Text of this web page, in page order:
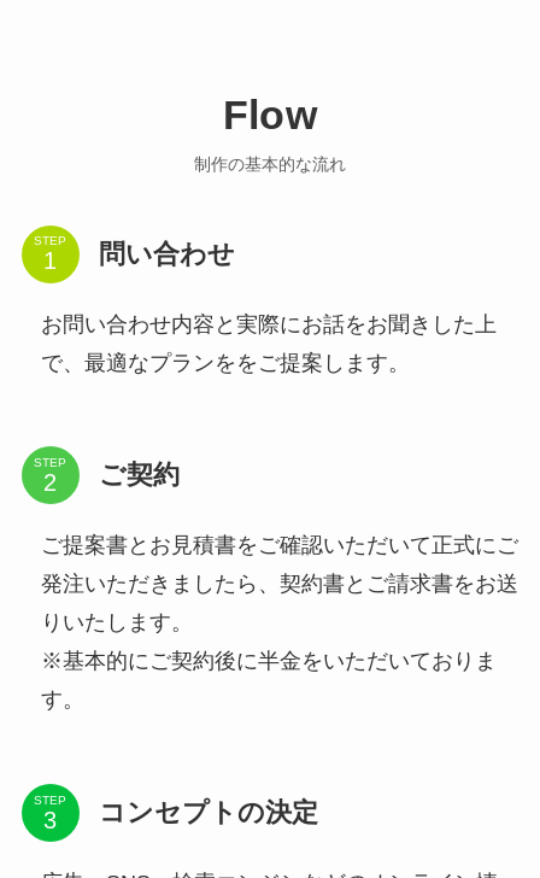
Flow
制作の基本的な流れ
STEP 問い合わせ
お問い合わせ内容と実際にお話をお聞きした上
で、最適なプランををご提案します。
STEP ご契約
ご提案書とお見積書をご確認いただいて正式にご
発注いただきましたら、契約書とご請求書をお送
りいたします。
※基本的にご契約後に半金をいただいておりま
す。
STEP コンセプトの決定